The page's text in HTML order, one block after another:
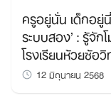
ครูอยู่นั่น เด็กอยู่
ระบบสอง’ : รู้จั
โรงเรียนห้วยซ้อ
12 มิถุนายน 2568